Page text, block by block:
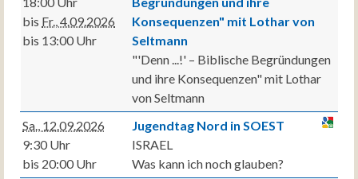
bis Fr., 4.09.2026
bis 13:00 Uhr
Konsequenzen" mit Lothar von
Seltmann
"'Denn ...!' – Biblische Begründungen
und ihre Konsequenzen" mit Lothar
von Seltmann
Sa., 12.09.2026
9:30 Uhr
bis 20:00 Uhr
Jugendtag Nord in SOEST
ISRAEL
Was kann ich noch glauben?